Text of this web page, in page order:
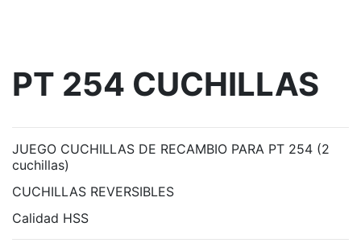
PT 254 CUCHILLAS
JUEGO CUCHILLAS DE RECAMBIO PARA PT 254 (2
cuchillas)
CUCHILLAS REVERSIBLES
Calidad HSS